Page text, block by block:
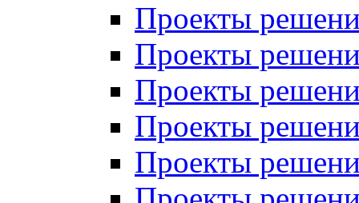
Проекты
Проекты
Проекты
Проекты
Проекты